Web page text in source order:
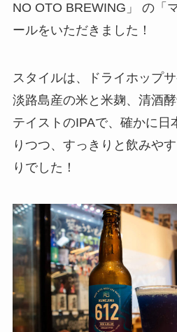
NO OTO BREWING」 の「
ールをいただきました！
スタイルは、ドライホップ
淡路島産の米と米麹、清酒
テイストのIPAで、確かに日
りつつ、すっきりと飲みや
りでした！